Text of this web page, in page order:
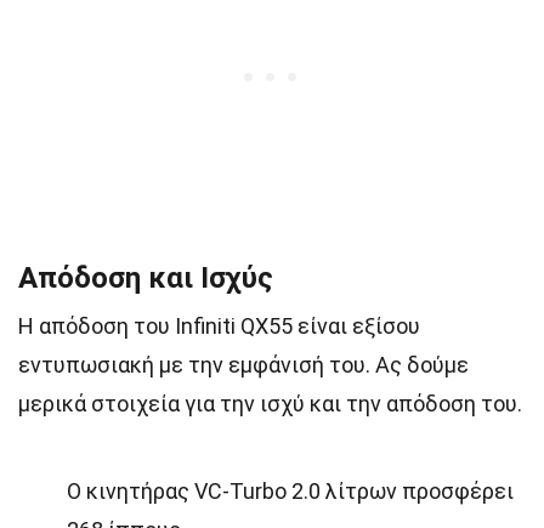
Απόδοση και Ισχύς
Η απόδοση του Infiniti QX55 είναι εξίσου
εντυπωσιακή με την εμφάνισή του. Ας δούμε
μερικά στοιχεία για την ισχύ και την απόδοση του.
Ο κινητήρας VC-Turbo 2.0 λίτρων προσφέρει